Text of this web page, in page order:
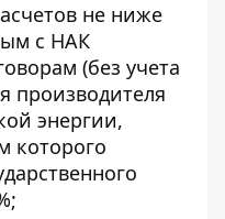
не ниже
с НАК
(без учета
производителя
энергии,
которого